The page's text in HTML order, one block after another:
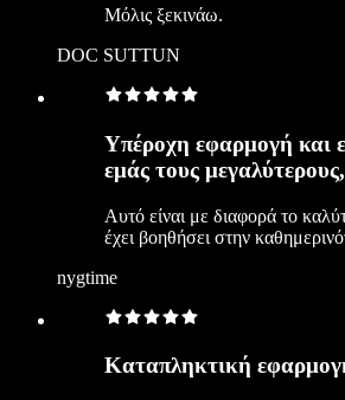
Μόλις ξεκινάω.
DOC SUTTUN
Υπέροχη εφαρμογή και
εμάς τους
Αυτό είναι με διαφορά το
έχει βοηθήσει στην
nygtime
Καταπληκτική